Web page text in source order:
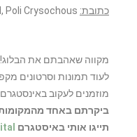
כתובת:
מקווה שאהבתם את הבלוג!
לעוד תמונות וסרטונים
מוזמנים לעקוב באינסטגרם
ביקרתם באחד
תייגו אותי באיסטגרם